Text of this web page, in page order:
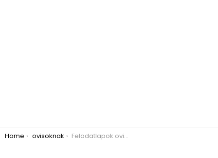
You are here:
Home ovisoknak Feladatlapok ovisoknak – Itt megtalálod!